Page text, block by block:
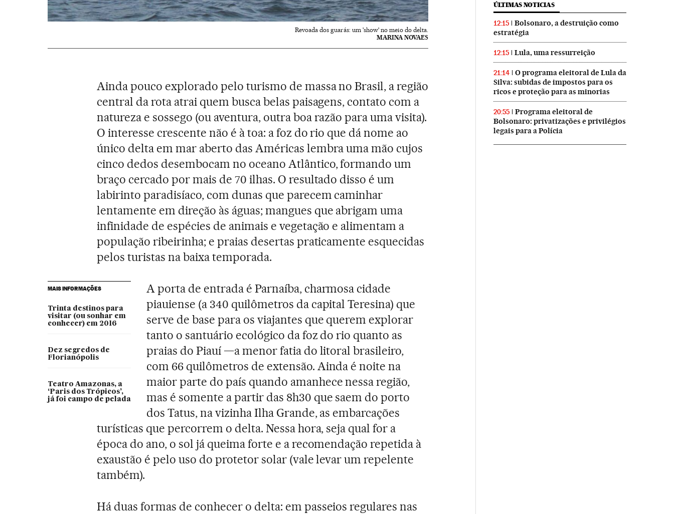
Revoada dos guarás: um 'show' no meio do delta.
MARINA NOVAES
Ainda pouco explorado pelo turismo de massa no Brasil, a região
central da rota atrai quem busca belas paisagens, contato com a
natureza e sossego (ou aventura, outra boa razão para uma visita).
O interesse crescente não é à toa: a foz do rio que dá nome ao
único delta em mar aberto das Américas lembra uma mão cujos
cinco dedos desembocam no oceano Atlântico, formando um
braço cercado por mais de 70 ilhas. O resultado disso é um
labirinto paradisíaco, com dunas que parecem caminhar
lentamente em direção às águas; mangues que abrigam uma
infinidade de espécies de animais e vegetação e alimentam a
população ribeirinha; e praias desertas praticamente esquecidas
pelos turistas na baixa temporada.
MAIS INFORMAÇÕES
Trinta destinos para
visitar (ou sonhar em
conhecer) em 2016
Dez segredos de
Florianópolis
Teatro Amazonas, a
‘Paris dos Trópicos’,
já foi campo de pelada
A porta de entrada é Parnaíba, charmosa cidade
piauiense (a 340 quilômetros da capital Teresina) que
serve de base para os viajantes que querem explorar
tanto o santuário ecológico da foz do rio quanto as
praias do Piauí —a menor fatia do litoral brasileiro,
com 66 quilômetros de extensão. Ainda é noite na
maior parte do país quando amanhece nessa região,
mas é somente a partir das 8h30 que saem do porto
dos Tatus, na vizinha Ilha Grande, as embarcações
turísticas que percorrem o delta. Nessa hora, seja qual for a
época do ano, o sol já queima forte e a recomendação repetida à
exaustão é pelo uso do protetor solar (vale levar um repelente
também).
Há duas formas de conhecer o delta: em passeios regulares nas
ÚLTIMAS NOTICIAS
12:15
Bolsonaro, a destruição como
estratégia
12:15 Lula, uma ressurreição
21:14
O programa eleitoral de Lula da
Silva: subidas de impostos para os
ricos e proteção para as minorias
20:55
Programa eleitoral de
Bolsonaro: privatizações e privilégios
legais para a Polícia